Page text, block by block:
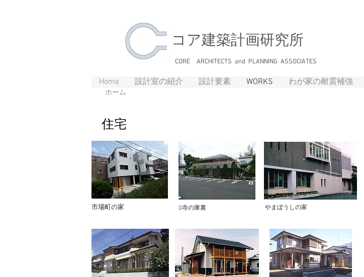
​コア建築計画研究所
CORE ARCHITECTS and PLANNING ASSOCIATES
Home 設計室の紹介 設計要素 WORKS わが家の耐震補強
ホーム
​住宅
市場町の家 G​寺の庫裏 ​やまぼうしの家